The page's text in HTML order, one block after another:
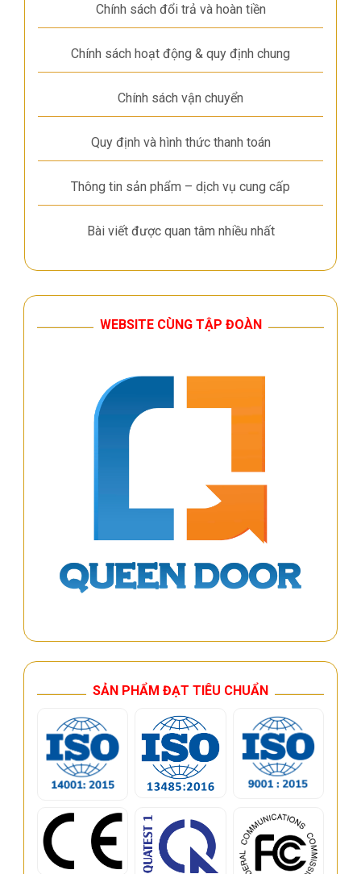
Chính sách đổi trả và hoàn tiền
Chính sách hoạt động & quy định chung
Chính sách vận chuyển
Quy định và hình thức thanh toán
Thông tin sản phẩm – dịch vụ cung cấp
Bài viết được quan tâm nhiều nhất
WEBSITE CÙNG TẬP ĐOÀN
SẢN PHẨM ĐẠT TIÊU CHUẨN